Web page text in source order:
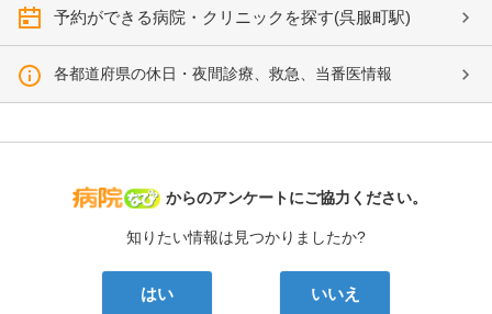
予約ができる病院・クリニックを探す(呉服町駅)
各都道府県の休日・夜間診療、救急、当番医情報
病院なび
からのアンケートにご協力ください。
知りたい情報は見つかりましたか?
はい いいえ